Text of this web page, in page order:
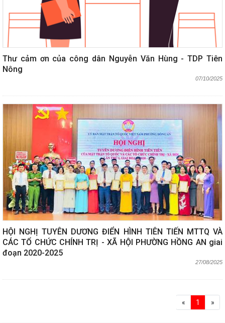
Thư cảm ơn của công dân Nguyễn Văn Hùng - TDP Tiên
Nông
07/10/2025
HỘI NGHỊ TUYÊN DƯƠNG ĐIỂN HÌNH TIÊN TIẾN MTTQ VÀ
CÁC TỔ CHỨC CHÍNH TRỊ - XÃ HỘI PHƯỜNG HỒNG AN giai
đoạn 2020-2025
27/08/2025
« 1 »